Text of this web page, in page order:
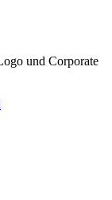
und Corporate